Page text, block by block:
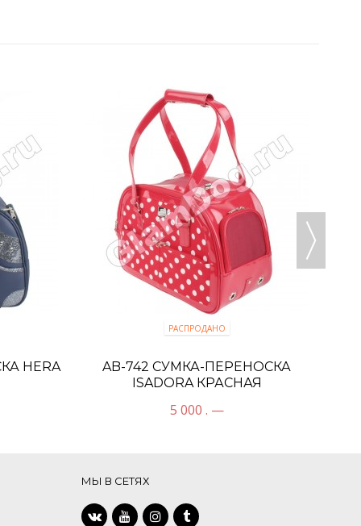
HERA
РАСПРОДАНО
AB-742 СУМКА-ПЕРЕНОСКА
ISADORA КРАСНАЯ
5 000 . —
МЫ В СЕТЯХ